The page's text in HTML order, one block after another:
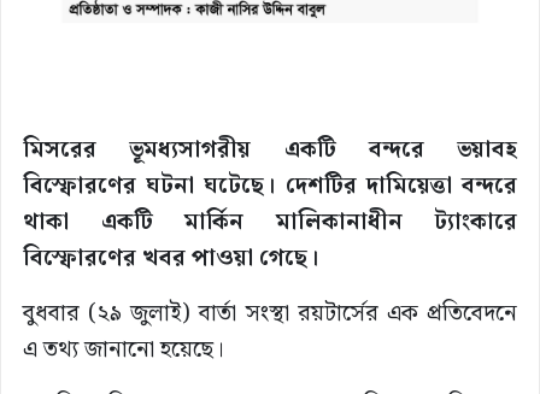
মিসরের ভূমধ্যসাগরীয় একটি বন্দরে ভয়াবহ
বিস্ফোরণের ঘটনা ঘটেছে। দেশটির দামিয়েত্তা বন্দরে
থাকা একটি মার্কিন মালিকানাধীন ট্যাংকারে
বিস্ফোরণের খবর পাওয়া গেছে।
বুধবার (২৯ জুলাই) বার্তা সংস্থা রয়টার্সের এক প্রতিবেদনে
এ তথ্য জানানো হয়েছে।